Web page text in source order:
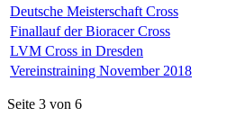
Deutsche Meisterschaft Cross
Finallauf der Bioracer Cross
LVM Cross in Dresden
Vereinstraining November 2018
Seite 3 von 6